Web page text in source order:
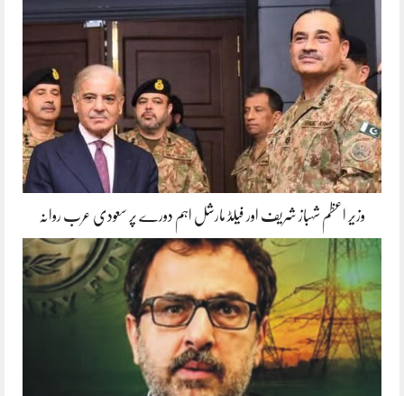
وزیر اعظم شہباز شریف اور فیلڈ مارشل اہم دورے پر سعودی عرب روانہ